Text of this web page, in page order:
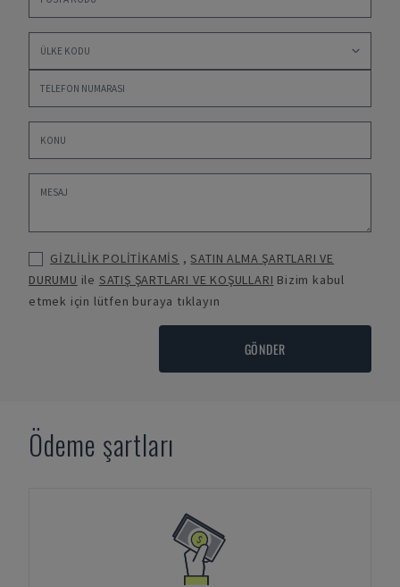
GİZLİLİK POLİTİKAMİS ,SATIN ALMA ŞARTLARI VE
DURUMU ile SATIŞ ŞARTLARI VE KOŞULLARI Bizim kabul
etmek için lütfen buraya tıklayın
GÖNDER
Ödeme şartları